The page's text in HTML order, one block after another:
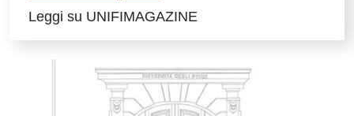
Leggi su UNIFIMAGAZINE